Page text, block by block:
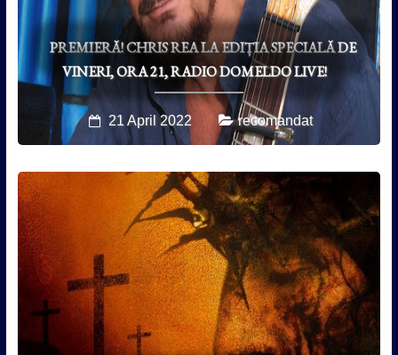
PREMIERĂ! CHRIS REA LA EDIȚIA SPECIALĂ DE
VINERI, ORA 21, RADIO DOMELDO LIVE!
21 April 2022 recomandat